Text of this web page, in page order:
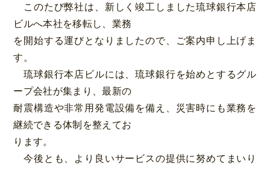
このたび弊社は、新しく竣工しました琉球銀行本店
ビルへ本社を移転し、業務
を開始する運びとなりましたので、ご案内申し上げま
す。
琉球銀行本店ビルには、琉球銀行を始めとするグル
ープ会社が集まり、最新の
耐震構造や非常用発電設備を備え、災害時にも業務を
継続できる体制を整えてお
ります。
今後とも、より良いサービスの提供に努めてまいり